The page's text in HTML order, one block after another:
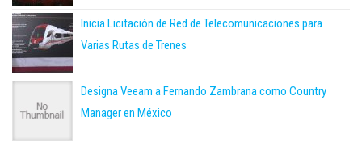
Inicia Licitación de Red de Telecomunicaciones para
Varias Rutas de Trenes
Designa Veeam a Fernando Zambrana como Country
Manager en México